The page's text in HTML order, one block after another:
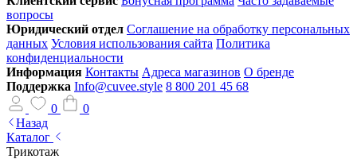
вопросы
Юридический отдел Соглашение на обработку персональных
данных Условия использования сайта Политика
конфиденциальности
Информация Контакты Адреса магазинов О бренде
Поддержка Info@cuvee.style 8 800 201 45 68
0
0
Назад
Каталог
Трикотаж